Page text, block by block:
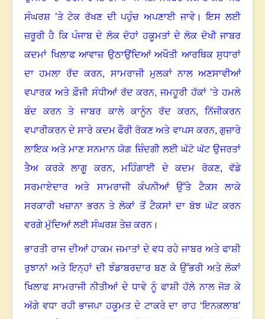
ਸੰਘਰਸ਼ ’ਤੇ ਟੇਕ ਰੱਖਣ ਦੀ ਪਹੁੰਚ ਅਪਣਾਈ ਜਾਵੇ।ਇਸ ਲਈ
ਜ਼ਰੂਰੀ ਹੈ ਕਿ ਪੰਜਾਬ ਦੇ ਲੋਕ ਦੋਹਾਂ ਹਕੂਮਤਾਂ ਦੇ ਲੋਕ ਦੋਖੀ ਜਾਬਰ
ਕਦਮਾਂ ਖਿਲਾਫ ਆਵਾਜ਼ ਉਠਾਉਂਦਿਆਂ ਅਖੌਤੀ ਆਰਥਿਕ ਸੁਧਾਰਾਂ
ਦਾ ਹਮਲਾ ਰੱਦ ਕਰਨ, ਸਾਮਰਾਜੀ ਮੁਲਕਾਂ ਨਾਲ ਅਣਸਾਵੀਆਂ
ਵਪਾਰਕ ਅਤੇ ਫ਼ੌਜੀ ਸੰਧੀਆਂ ਰੱਦ ਕਰਨ,ਜਮਹੂਰੀ ਹੱਕਾਂ ’ਤੇ ਹਮਲੇ
ਬੰਦ ਕਰਨ ਤੇ ਜਾਬਰ ਕਾਲੇ ਕਾਨੂੰਨ ਰੱਦ ਕਰਨ, ਨਿੱਜੀਕਰਨ
ਵਪਾਰੀਕਰਨ ਦੇ ਸਾਰੇ ਕਦਮ ਫੌਰੀ ਰੋਕਣ ਅਤੇ ਵਾਪਸ ਕਰਨ,ਗੁਜ਼ਾਰੇ
ਲਾਇਕ ਅਤੇ ਮਾਣ ਸਨਮਾਨ ਯੋਗ ਜ਼ਿੰਦਗੀ ਲਈ ਘੱਟੋ ਘੱਟ ਉਜਰਤਾਂ
ਤੈਅ ਕਰਕੇ ਲਾਗੂ ਕਰਨ, ਮਹਿੰਗਾਈ ਦੇ ਕਦਮ ਰੋਕਣ, ਵੱਡੇ
ਸਰਮਾਏਦਾਰ ਅਤੇ ਸਾਮਰਾਜੀ ਕੰਪਨੀਆਂ ਉੱਤੇ ਟੈਕਸ ਲਾਕੇ
ਸਰਕਾਰੀ ਖਜ਼ਾਨਾ ਭਰਨ ਤੇ ਲੋਕਾਂ ਤੋਂ ਟੈਕਸਾਂ ਦਾ ਬੋਝ ਘੱਟ ਕਰਨ
ਵਰਗੇ ਮੁੱਦਿਆਂ ਲਈ ਸੰਘਰਸ਼ ਤੇਜ਼ ਕਰਨ।
ਭਾਰਤੀ ਰਾਜ ਦੀਆਂ ਹਾਕਮ ਜਮਾਤਾਂ ਦੇ ਵਧ ਰਹੇ ਜਾਬਰ ਅਤੇ ਫਾਸ਼ੀ
ਰੁਝਾਨਾਂ ਅਤੇ ਇਨ੍ਹਾਂ ਦੀ ਝੰਡਾਬਰਦਾਰ ਬਣ ਕੇ ਉੱਭਰੀ ਅਤੇ ਲੋਕਾਂ
ਖਿਲਾਫ ਸਾਮਰਾਜੀ ਨੀਤੀਆਂ ਦੇ ਧਾਵੇ ਨੂੰ ਫਾਸ਼ੀ ਹੱਲੇ ਨਾਲ ਜੋੜ ਕੇ
ਅੱਗੇ ਵਧਾ ਰਹੀ ਭਾਜਪਾ ਹਕੂਮਤ ਦੇ ਟਾਕਰੇ ਦਾ ਰਾਹ ‘ਇਨਕਲਾਬ’